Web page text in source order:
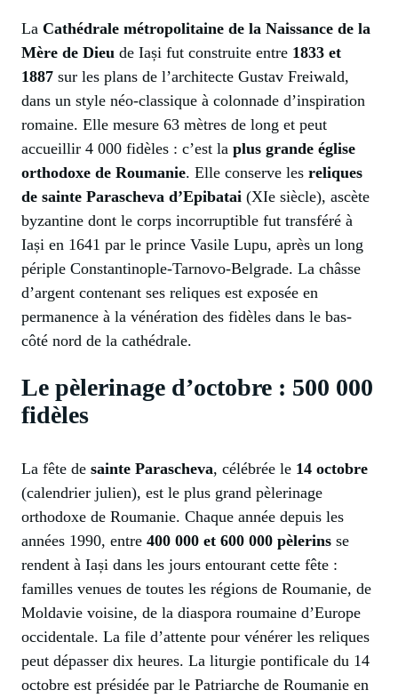
La Cathédrale métropolitaine de la Naissance de la
Mère de Dieu de Iași fut construite entre 1833 et
1887 sur les plans de l’architecte Gustav Freiwald,
dans un style néo-classique à colonnade d’inspiration
romaine. Elle mesure 63 mètres de long et peut
accueillir 4 000 fidèles : c’est la plus grande église
orthodoxe de Roumanie. Elle conserve les reliques
de sainte Parascheva d’Epibatai (XIe siècle), ascète
byzantine dont le corps incorruptible fut transféré à
Iași en 1641 par le prince Vasile Lupu, après un long
périple Constantinople-Tarnovo-Belgrade. La châsse
d’argent contenant ses reliques est exposée en
permanence à la vénération des fidèles dans le bas-
côté nord de la cathédrale.
Le pèlerinage d’octobre : 500 000
fidèles
La fête de sainte Parascheva, célébrée le 14 octobre
(calendrier julien), est le plus grand pèlerinage
orthodoxe de Roumanie. Chaque année depuis les
années 1990, entre 400 000 et 600 000 pèlerins se
rendent à Iași dans les jours entourant cette fête :
familles venues de toutes les régions de Roumanie, de
Moldavie voisine, de la diaspora roumaine d’Europe
occidentale. La file d’attente pour vénérer les reliques
peut dépasser dix heures. La liturgie pontificale du 14
octobre est présidée par le Patriarche de Roumanie en